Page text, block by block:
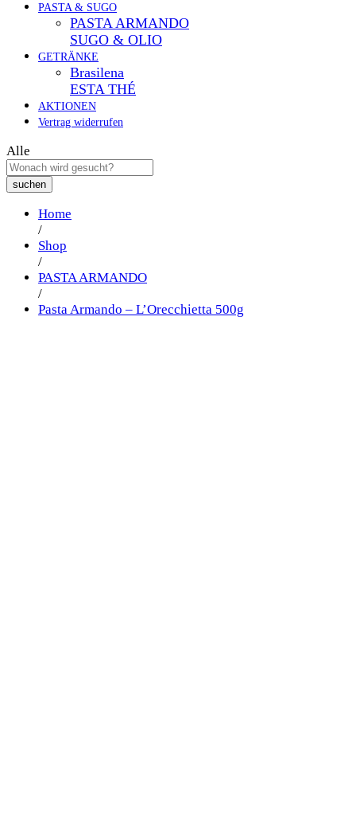
PASTA & SUGO
PASTA ARMANDO
SUGO & OLIO
GETRÄNKE
Brasilena
ESTA THÉ
AKTIONEN
Vertrag widerrufen
Alle
suchen
Home
/
Shop
/
PASTA ARMANDO
/
Pasta Armando – L’Orecchietta 500g